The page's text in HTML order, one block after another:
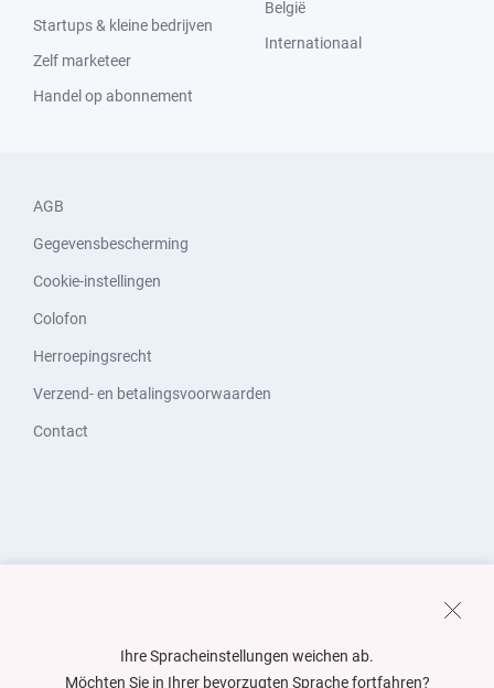
Startups & kleine bedrijven
Zelf marketeer
Handel op abonnement
België
Internationaal
AGB
Gegevensbescherming
Cookie-instellingen
Colofon
Herroepingsrecht
Verzend- en betalingsvoorwaarden
Contact
Ihre Spracheinstellungen weichen ab.
Möchten Sie in Ihrer bevorzugten Sprache fortfahren?